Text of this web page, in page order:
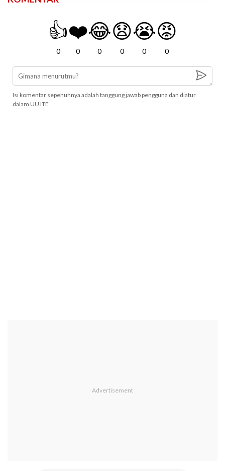
👍
0
❤️
0
😂
0
😧
0
😭
0
😡
0
Isi komentar sepenuhnya adalah tanggung jawab pengguna dan diatur
dalam UU ITE